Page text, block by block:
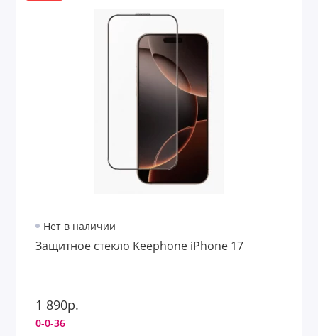
Нет в наличии
Защитное стекло Keephone iPhone 17
1 890р.
0-0-36